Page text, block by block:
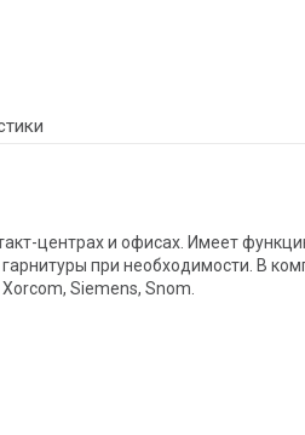
центрах и офисах. Имеет
при необходимости. В
Siemens, Snom.